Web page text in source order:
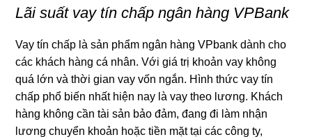
Lãi suất vay tín chấp ngân hàng VPBank
Vay tín chấp là sản phẩm ngân hàng VPbank dành cho
các khách hàng cá nhân. Với giá trị khoản vay không
quá lớn và thời gian vay vốn ngắn. Hình thức vay tín
chấp phổ biến nhất hiện nay là vay theo lương. Khách
hàng không cần tài sản bảo đảm, đang đi làm nhận
lương chuyển khoản hoặc tiền mặt tại các công ty,